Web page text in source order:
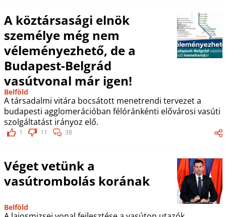
A köztársasági elnök
személye még nem
véleményezhető, de a
Budapest-Belgrád
vasútvonal már igen!
Belföld
A társadalmi vitára bocsátott menetrendi tervezet a
budapesti agglomerációban félóránkénti elővárosi vasúti
szolgáltatást irányoz elő.
1 11 38
Véget vetünk a
vasútrombolás korának
Belföld